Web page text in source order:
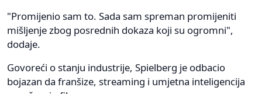
"Promijenio sam to. Sada sam spreman promijeniti
mišljenje zbog posrednih dokaza koji su ogromni",
dodaje.
Govoreći o stanju industrije, Spielberg je odbacio
bojazan da franšize, streaming i umjetna inteligencija